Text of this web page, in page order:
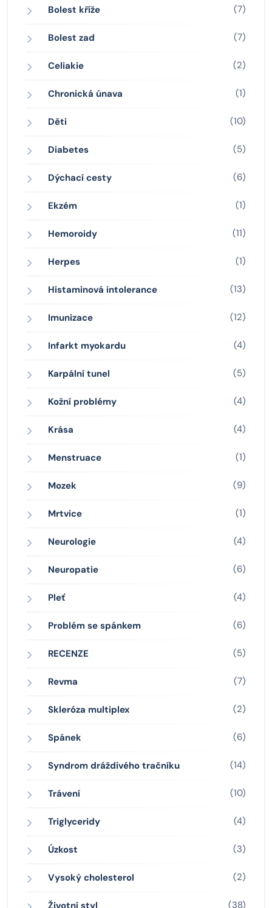
Bolest kříže (7)
Bolest zad (7)
Celiakie (2)
Chronická únava (1)
Děti (10)
Diabetes (5)
Dýchací cesty (6)
Ekzém (1)
Hemoroidy (11)
Herpes (1)
Histaminová intolerance (13)
Imunizace (12)
Infarkt myokardu (4)
Karpální tunel (5)
Kožní problémy (4)
Krása (4)
Menstruace (1)
Mozek (9)
Mrtvice (1)
Neurologie (4)
Neuropatie (6)
Pleť (4)
Problém se spánkem (6)
RECENZE (5)
Revma (7)
Skleróza multiplex (2)
Spánek (6)
Syndrom dráždivého tračníku (14)
Trávení (10)
Triglyceridy (4)
Úzkost (3)
Vysoký cholesterol (2)
(38)